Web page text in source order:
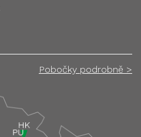
Pobočky podrobně >